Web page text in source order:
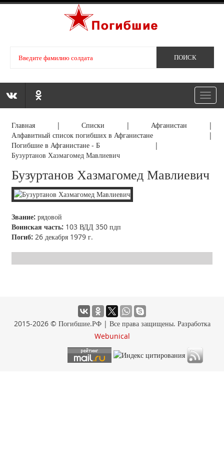
Главная |Списки | Афганистан |
Алфавитный список погибших в Афганистане |
Погибшие в Афганистане - Б |
Бузуртанов Хазмагомед Мавлиевич
Бузуртанов Хазмагомед Мавлиевич
Звание: рядовой
Воинская часть: 103 ВДД 350 пдп
Погиб: 26 декабря 1979 г.
2015-2026 © Погибшие.РФ | Все права защищены. Разработка
Webunical